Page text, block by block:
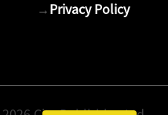
→Privacy Policy